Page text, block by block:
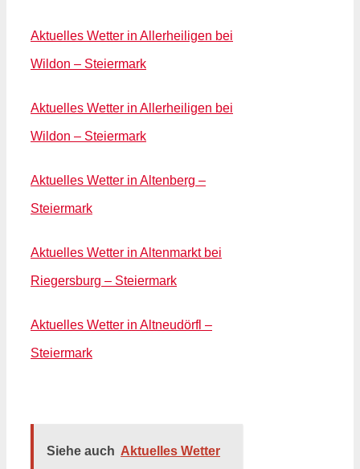
Aktuelles Wetter in Allerheiligen bei
Wildon – Steiermark
Aktuelles Wetter in Allerheiligen bei
Wildon – Steiermark
Aktuelles Wetter in Altenberg –
Steiermark
Aktuelles Wetter in Altenmarkt bei
Riegersburg – Steiermark
Aktuelles Wetter in Altneudörfl –
Steiermark
Siehe auch Aktuelles Wetter